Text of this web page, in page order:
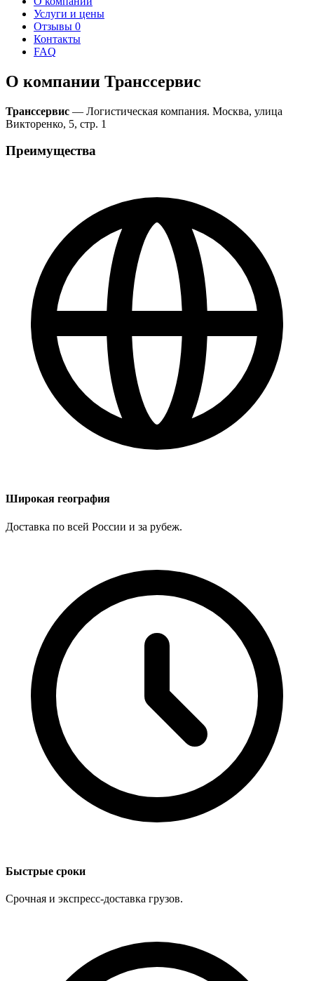
Услуги и цены
Отзывы 0
Контакты
FAQ
О компании Транссервис
Транссервис — Логистическая компания. Москва, улица
Викторенко, 5, стр. 1
Преимущества
Широкая география
Доставка по всей России и за рубеж.
Быстрые сроки
Срочная и экспресс-доставка грузов.